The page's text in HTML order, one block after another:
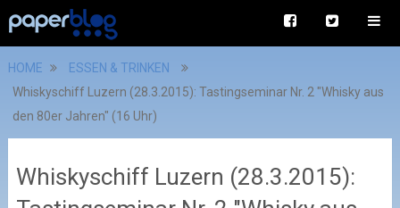
HOME
ESSEN & TRINKEN
Whiskyschiff Luzern (28.3.2015): Tastingseminar Nr. 2 "Whisky aus
den 80er Jahren" (16 Uhr)
Whiskyschiff Luzern (28.3.2015):